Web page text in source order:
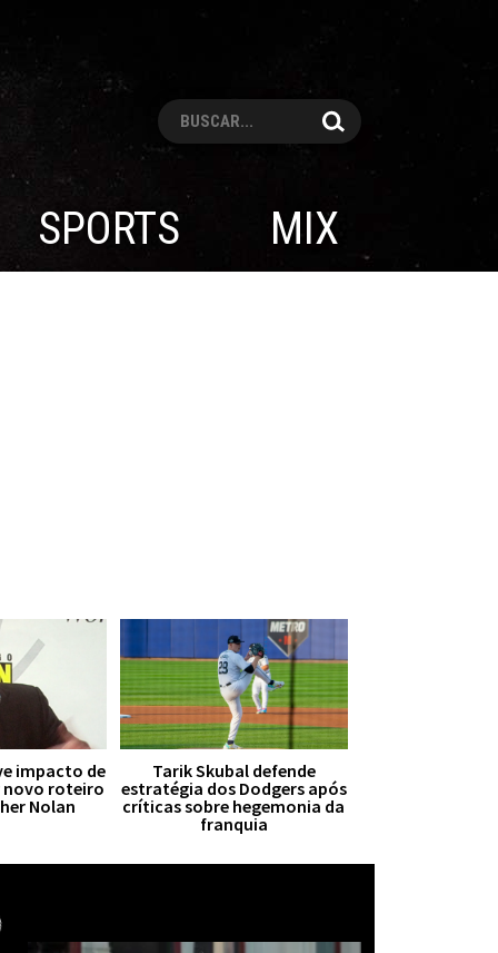
Pesquisar
SPORTS MIX
impacto de
novo roteiro
Nolan
Tarik Skubal defende
estratégia dos Dodgers após
críticas sobre hegemonia da
franquia